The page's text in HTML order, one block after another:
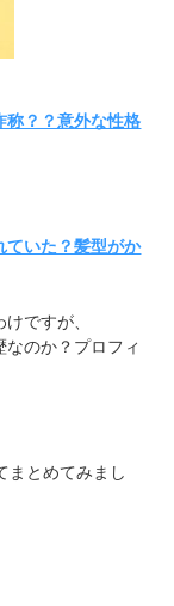
称？？意外な性格
ていた？髪型がか
ですが、
のか？プロフィ
まとめてみまし